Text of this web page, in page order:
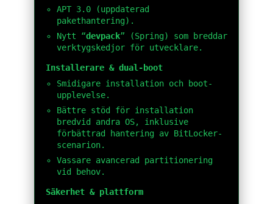
APT 3.0 (uppdaterad
pakethantering).
Nytt “devpack” (Spring) som breddar
verktygskedjor för utvecklare.
Installerare & dual-boot
Smidigare installation och boot-
upplevelse.
Bättre stöd för installation
bredvid andra OS, inklusive
förbättrad hantering av BitLocker-
scenarion.
Vassare avancerad partitionering
vid behov.
Säkerhet & plattform